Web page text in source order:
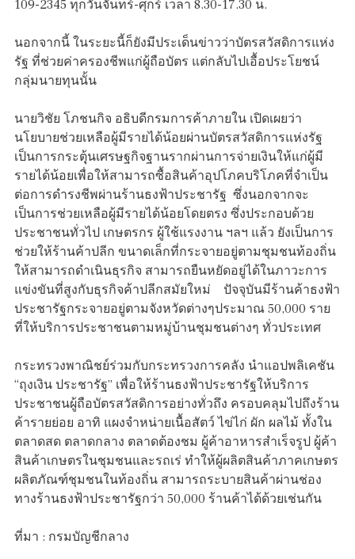
109-2345 ทุกวันจันทร์-ศุกร์ เวลา 8.30-17.30 น.
นอกจากนี้ ในระยะนี้ก็ยังมีประเด็นข่าวว่าบัตรสวัสดิการแห่ง
รัฐ ที่ช่วยค่าครองชีพแก่ผู้ถือบัตร แต่กลับไปเอื้อประโยชน์
กลุ่มนายทุนนั้น
นายวิชัย โภชนกิจ อธิบดีกรมการค้าภายใน เปิดเผยว่า
นโยบายช่วยเหลือผู้มีรายได้น้อยผ่านบัตรสวัสดิการแห่งรัฐ
เป็นการกระตุุ้นเศรษฐกิจฐานรากผ่านการจ่ายเงินให้แก่ผู้มี
รายได้น้อยเพื่อให้สามารถซื้อสินค้าอุปโภคบริโภคที่จำเป็น
ต่อการดำรงชีพผ่านร้านธงฟ้าประชารัฐ ซึ่งนอกจากจะ
เป็นการช่วยเหลือผู้มีรายได้น้อยโดยตรง ซึ่งประกอบด้วย
ประชาชนทั่วไป เกษตรกร ผู้ใช้แรงงาน ฯลฯ แล้ว ยังเป็นการ
ช่วยให้ร้านค้าปลีก ขนาดเล็กที่กระจายอยู่ตามชุมชนท้องถิ่น
ให้สามารถดำเนินธุรกิจ สามารถยืนหยัดอยู่ได้ในภาวะการ
แข่งขันที่สูงกับธุรกิจค้าปลีกสมัยใหม่ ปัจจุบันมีร้านค้าธงฟ้า
ประชารัฐกระจายอยู่ตามจังหวัดต่างๆประมาณ 50,000 ราย
ที่ให้บริการประชาชนตามหมู่บ้านชุมชนต่างๆ ทั่วประเทศ
กระทรวงพาณิชย์ร่วมกับกระทรวงการคลัง นำแอปพลิเคชัน
“ถุงเงิน ประชารัฐ” เพื่อให้ร้านธงฟ้าประชารัฐให้บริการ
ประชาชนผู้ถือบัตรสวัสดิการอย่างทั่วถึง ครอบคลุมไปถึงร้าน
ค้ารายย่อย อาทิ แผงจำหน่ายเนื้อสัตว์ ไข่ไก่ ผัก ผลไม้ ทั้งใน
ตลาดสด ตลาดกลาง ตลาดต้องชม ผู้ค้าอาหารสำเร็จรูป ผู้ค้า
สินค้าเกษตรในชุมชนและรถเร่ ทำให้ผู้ผลิตสินค้าภาคเกษตร
ผลิตภัณฑ์ชุมชนในท้องถิ่น สามารถระบายสินค้าผ่านช่อง
ทางร้านธงฟ้าประชารัฐกว่า 50,000 ร้านค้าได้ด้วยเช่นกัน
ที่มา : กรมบัญชีกลาง